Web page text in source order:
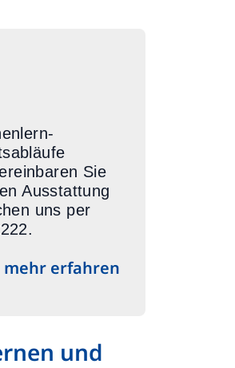
Sie
Ausstattung
uns per
mehr erfahren
und